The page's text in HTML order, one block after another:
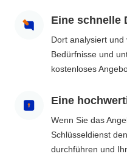
Eine schnelle
Dort analysiert
Bedürfnisse und
kostenloses
Eine
Wenn Sie das
Schlüsseldienst
durchführen und